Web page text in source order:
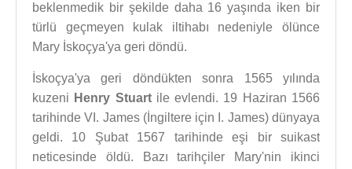
beklenmedik bir şekilde daha 16 yaşında iken bir
türlü geçmeyen kulak iltihabı nedeniyle ölünce
Mary İskoçya'ya geri döndü.
İskoçya'ya geri döndükten sonra 1565 yılında
kuzeni Henry Stuartile evlendi. 19 Haziran 1566
tarihinde VI. James (İngiltere için I. James) dünyaya
geldi. 10 Şubat 1567 tarihinde eşi bir suikast
neticesinde öldü. Bazı tarihçiler Mary'nin ikinci